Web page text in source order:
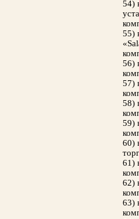
54)
55)
56)
57)
58)
59)
60)
61)
62)
63)